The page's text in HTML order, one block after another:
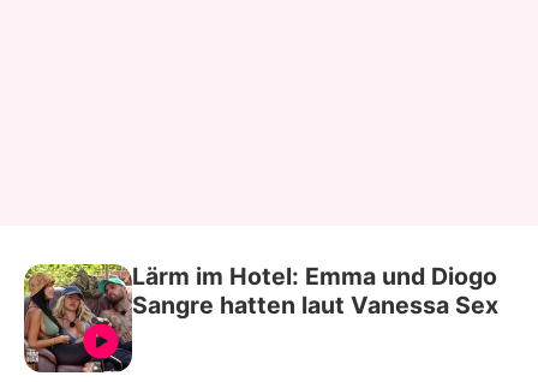
Lärm im Hotel: Emma und Diogo
Sangre hatten laut Vanessa Sex